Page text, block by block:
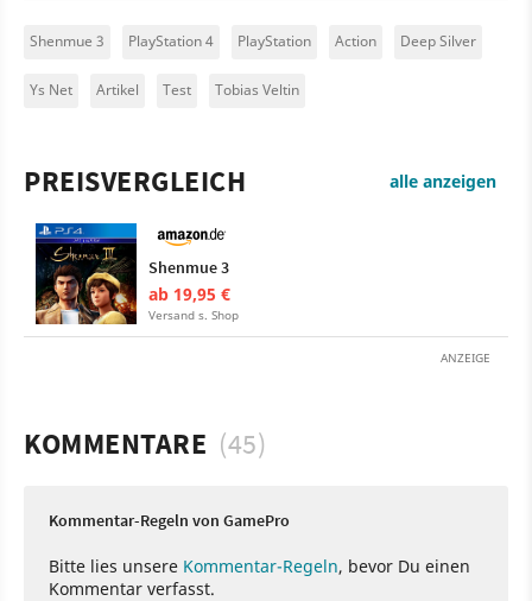
Shenmue 3 PlayStation 4 PlayStation Action Deep Silver
Ys Net Artikel Test Tobias Veltin
PREISVERGLEICH alle anzeigen
Shenmue 3
ab 19,95 €
Versand s. Shop
ANZEIGE
KOMMENTARE (45)
Kommentar-Regeln von GamePro
Bitte lies unsere Kommentar-Regeln, bevor Du einen
Kommentar verfasst.